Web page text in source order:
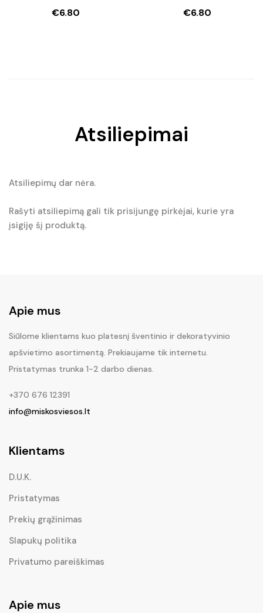
€6.80 €6.80
Atsiliepimai
Atsiliepimų dar nėra.
Rašyti atsiliepimą gali tik prisijungę pirkėjai, kurie yra
įsigiję šį produktą.
Apie mus
Siūlome klientams kuo platesnį šventinio ir dekoratyvinio
apšvietimo asortimentą. Prekiaujame tik internetu.
Pristatymas trunka 1-2 darbo dienas.
+370 676 12391
info@miskosviesos.lt
Klientams
D.U.K.
Pristatymas
Prekių grąžinimas
Slapukų politika
Privatumo pareiškimas
Apie mus